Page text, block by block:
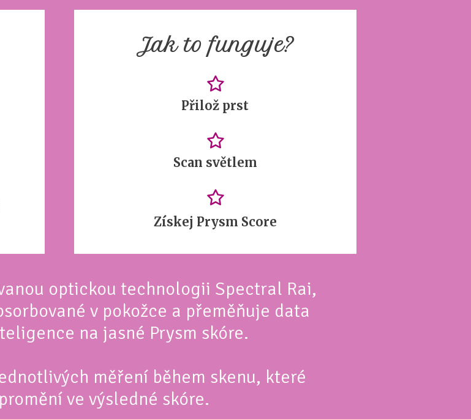
Jak to funguje?
Přilož prst
Scan světlem
Získej Prysm Score
optickou technologii Spectral Rai,
v pokožce a přeměňuje data
na jasné Prysm skóre.
měření během skenu, které
ve výsledné skóre.